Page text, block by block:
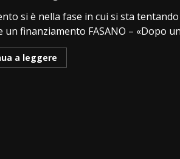
si è nella fase in cui si sta
finanziamento FASANO – «Dopo
a leggere